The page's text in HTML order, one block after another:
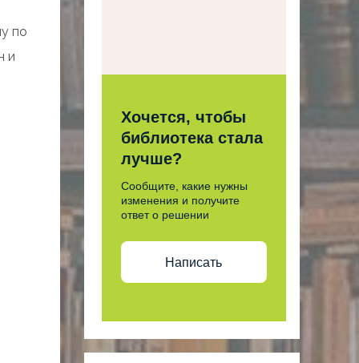
по
и
Хочется, чтобы
библиотека стала
лучше?
Сообщите, какие нужны
изменения и получите
ответ о решении
Написать